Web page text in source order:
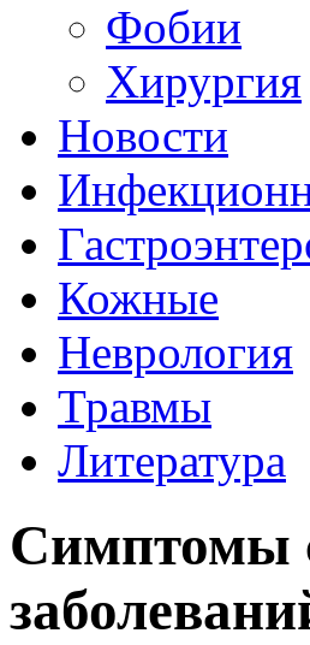
Фобии
Хирургия
Новости
Кожные
Неврология
Травмы
Литература
Симптомы